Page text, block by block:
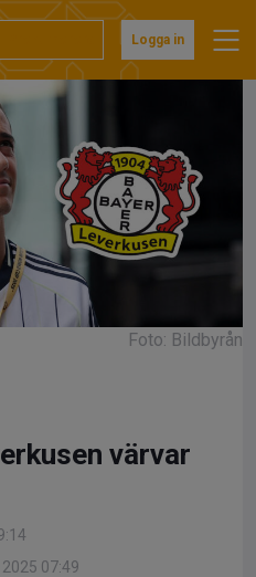
Logga in
Foto: Bildbyrån
värvar
07:49